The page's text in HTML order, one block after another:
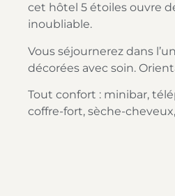
cet hôtel 5 étoiles ouvre
inoubliable.
Vous séjournerez dans
décorées avec soin.
Tout confort : minibar,
coffre-fort, sèche-